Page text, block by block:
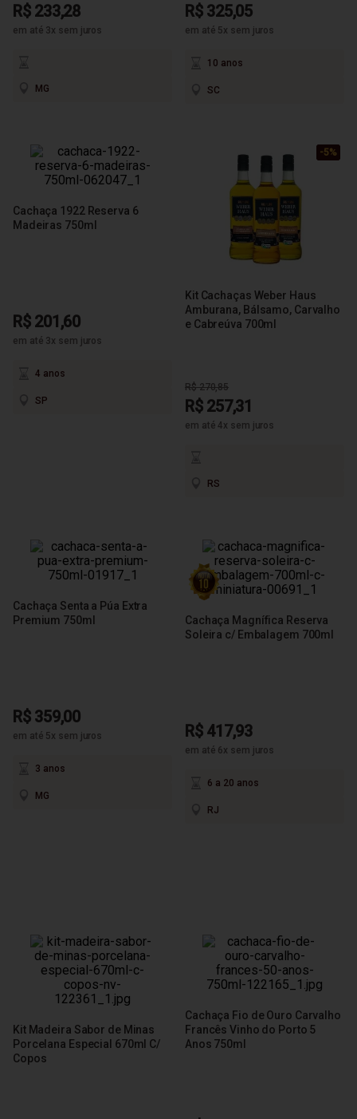
R$ 233,28
em até 3x sem juros
MG
R$ 325,05
em até 5x sem juros
10 anos
SC
Cachaça 1922 Reserva 6
Madeiras 750ml
R$ 201,60
em até 3x sem juros
4 anos
SP
-5%
-5%
-5%
Kit Cachaças Weber Haus
Amburana, Bálsamo, Carvalho
e Cabreúva 700ml
R$ 270,85
R$ 257,31
em até 4x sem juros
RS
Cachaça Senta a Púa Extra
Premium 750ml
R$ 359,00
em até 5x sem juros
3 anos
MG
Cachaça Magnífica Reserva
Soleira c/ Embalagem 700ml
R$ 417,93
em até 6x sem juros
6 a 20 anos
RJ
Kit Madeira Sabor de Minas
Porcelana Especial 670ml C/
Copos
Cachaça Fio de Ouro Carvalho
Francês Vinho do Porto 5
Anos 750ml